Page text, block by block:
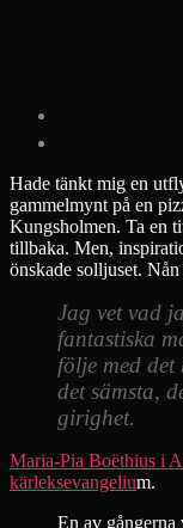
Hade tänkt mig en
gammelmynt på en
Kungsholmen. Ta en
tillbaka. Men,
önskade solljuset. Nån
Jag vet vad
fantastiska
följe med
det sämsta,
girighet.
Maria-Pia Boëthius i
kärleksevangelium.
En av